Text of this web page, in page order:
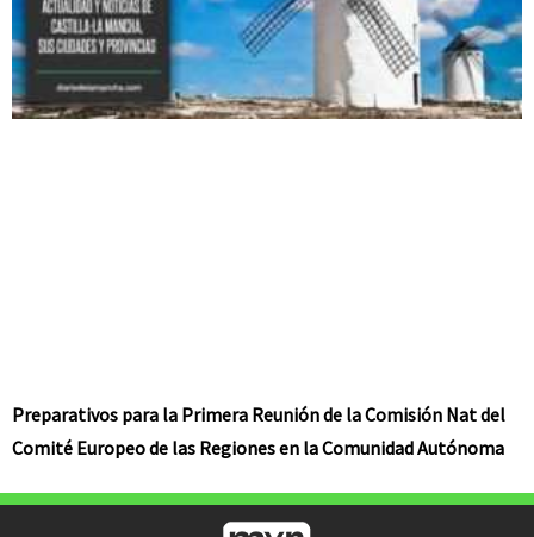
Preparativos para la Primera Reunión de la Comisión Nat del
Comité Europeo de las Regiones en la Comunidad Autónoma